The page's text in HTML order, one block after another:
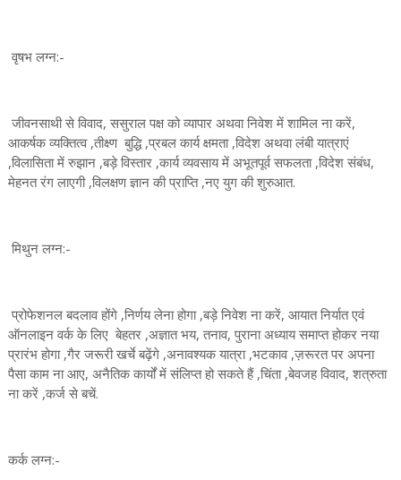
वृषभ लग्न:-
जीवनसाथी से विवाद, ससुराल पक्ष को व्यापार अथवा निवेश में शामिल ना करें,
आकर्षक व्यक्तित्व ,तीक्ष्ण बुद्धि ,प्रबल कार्य क्षमता ,विदेश अथवा लंबी यात्राएं
,विलासिता में रुझान ,बड़े विस्तार ,कार्य व्यवसाय में अभूतपूर्व सफलता ,विदेश संबंध,
मेहनत रंग लाएगी ,विलक्षण ज्ञान की प्राप्ति ,नए युग की शुरुआत.
मिथुन लग्न:-
प्रोफेशनल बदलाव होंगे ,निर्णय लेना होगा ,बड़े निवेश ना करें, आयात निर्यात एवं
ऑनलाइन वर्क के लिए बेहतर ,अज्ञात भय, तनाव, पुराना अध्याय समाप्त होकर नया
प्रारंभ होगा ,गैर जरूरी खर्चे बढ़ेंगे ,अनावश्यक यात्रा ,भटकाव ,ज़रूरत पर अपना
पैसा काम ना आए, अनैतिक कार्यों में संलिप्त हो सकते हैं ,चिंता ,बेवजह विवाद, शत्रुता
ना करें ,कर्ज से बचें.
कर्क लग्न:-